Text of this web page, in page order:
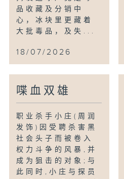
品收藏及分销中
心，冰块里更藏着
大批毒品，及失...
18/07/2026
喋血双雄
职业杀手小庄(周润
发饰)因受聘杀害黑
社会头子而被卷入
权力斗争的风暴,并
成为狙击的对象;与
此同时,小庄与探员